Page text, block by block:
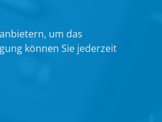
um das
können Sie jederzeit